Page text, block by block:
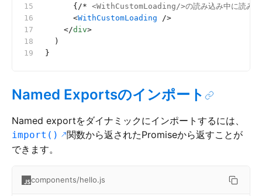
      {
/* <WithCustomLoading/>の読み込み中に読み込
      <
WithCustomLoading />
    </
div>
  )
}
Named Exportsのインポート
Named exportをダイナミックにインポートするには、
import()
関数から返されたPromiseから返すことが
できます。
components/hello.js